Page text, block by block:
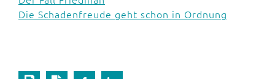
Die Schadenfreude geht schon in Ordnung